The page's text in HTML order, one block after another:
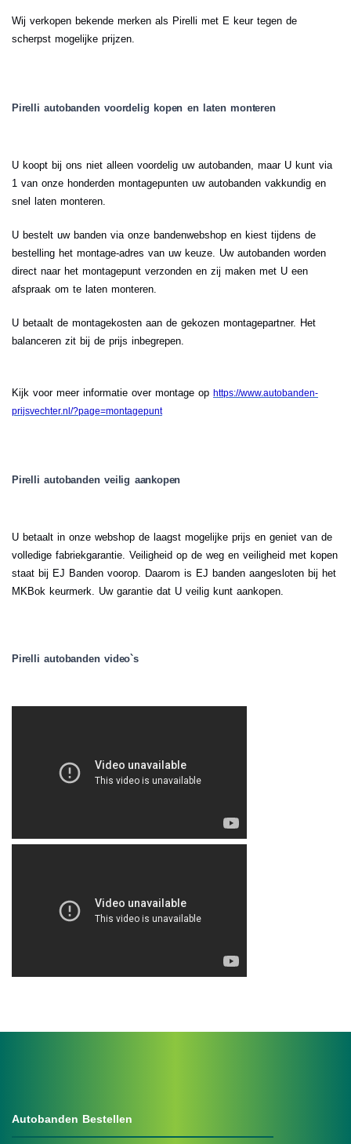
Wij verkopen bekende merken als Pirelli met E keur tegen de
scherpst mogelijke prijzen.
Pirelli autobanden voordelig kopen en laten monteren
U koopt bij ons niet alleen voordelig uw autobanden, maar U kunt via
1 van onze honderden montagepunten uw autobanden vakkundig en
snel laten monteren.
U bestelt uw banden via onze bandenwebshop en kiest tijdens de
bestelling het montage-adres van uw keuze. Uw autobanden worden
direct naar het montagepunt verzonden en zij maken met U een
afspraak om te laten monteren.
U betaalt de montagekosten aan de gekozen montagepartner. Het
balanceren zit bij de prijs inbegrepen.
Kijk voor meer informatie over montage op https://www.autobanden-
prijsvechter.nl/?page=montagepunt
Pirelli autobanden veilig aankopen
U betaalt in onze webshop de laagst mogelijke prijs en geniet van de
volledige fabriekgarantie. Veiligheid op de weg en veiligheid met kopen
staat bij EJ Banden voorop. Daarom is EJ banden aangesloten bij het
MKBok keurmerk. Uw garantie dat U veilig kunt aankopen.
Pirelli autobanden video`s
Autobanden Bestellen